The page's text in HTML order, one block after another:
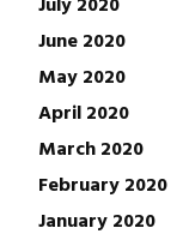
June 2020
May 2020
April 2020
March 2020
February 2020
January 2020